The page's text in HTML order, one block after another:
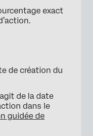
exact
de création du
de la date
dans le
guidée de